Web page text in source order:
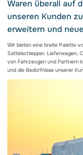
Waren überall auf
unseren Kunden
erweitern und
Wir bieten eine breite Palette
Sattelschlepper, Lieferwagen,
von Fahrzeugen und Partnern
und die Bedürfnisse unserer